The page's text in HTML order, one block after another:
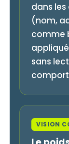
dans les
(nom,
comme
sans
VISION